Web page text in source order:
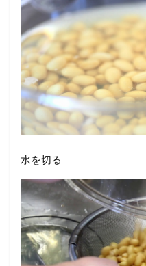
水を切る